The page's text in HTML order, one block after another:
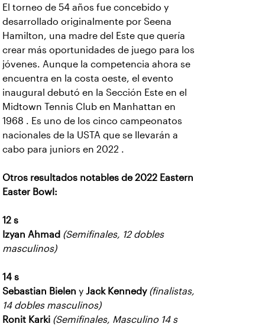
El torneo de 54 años fue concebido y
desarrollado originalmente por Seena
Hamilton, una madre del Este que quería
crear más oportunidades de juego para los
jóvenes. Aunque la competencia ahora se
encuentra en la costa oeste, el evento
inaugural debutó en la Sección Este en el
Midtown Tennis Club en Manhattan en
1968 . Es uno de los cinco campeonatos
nacionales de la USTA que se llevarán a
cabo para juniors en 2022 .
Otros resultados notables de 2022 Eastern
Easter Bowl:
12 s
Izyan Ahmad (Semifinales, 12 dobles
masculinos)
14 s
Sebastian Bielen y Jack Kennedy (finalistas,
14 dobles masculinos)
Ronit Karki (Semifinales, Masculino 14 s